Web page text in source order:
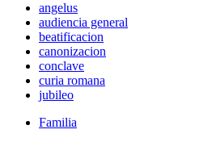
angelus
audiencia general
beatificacion
canonizacion
conclave
curia romana
jubileo
Familia